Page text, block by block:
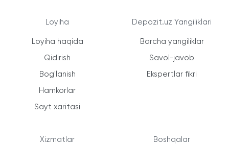
Loyiha
Loyiha haqida
Qidirish
Bog'lanish
Hamkorlar
Sayt xaritasi
Xizmatlar
Depozit.uz Yangiliklari
Barcha yangiliklar
Savol-javob
Ekspertlar fikri
Boshqalar